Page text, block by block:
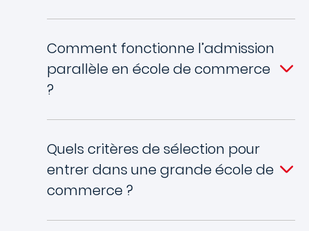
Comment fonctionne l’admission
parallèle en école de commerce
?
Quels critères de sélection pour
entrer dans une grande école de
commerce ?